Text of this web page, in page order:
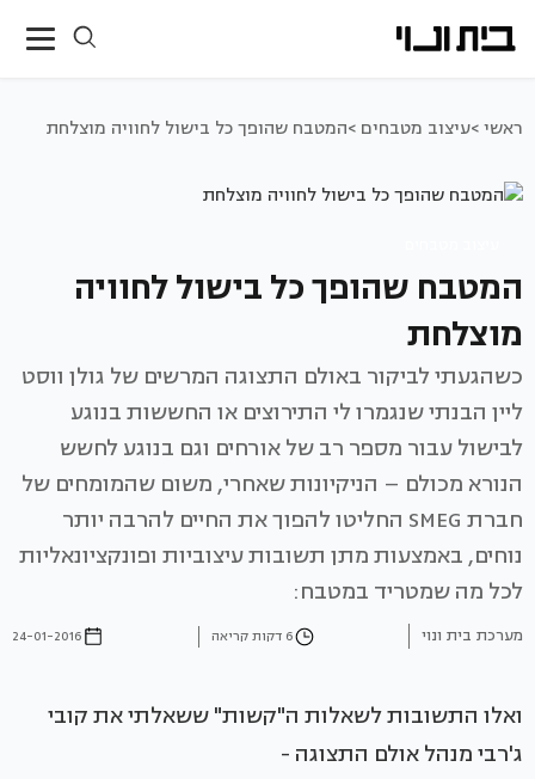
ראשי >עיצוב מטבחים >המטבח שהופך כל בישול לחוויה מוצלחת
המטבח שהופך כל בישול לחוויה
מוצלחת
כשהגעתי לביקור באולם התצוגה המרשים של גולן ווסט
ליין הבנתי שנגמרו לי התירוצים או החששות בנוגע
לבישול עבור מספר רב של אורחים וגם בנוגע לחשש
הנורא מכולם – הניקיונות שאחרי, משום שהמומחים של
חברת SMEG החליטו להפוך את החיים להרבה יותר
נוחים, באמצעות מתן תשובות עיצוביות ופונקציונאליות
לכל מה שמטריד במטבח:
מערכת בית ונוי 6 דקות קריאה 24-01-2016
ואלו התשובות לשאלות ה"קשות" ששאלתי את קובי
ג'רבי מנהל אולם התצוגה -